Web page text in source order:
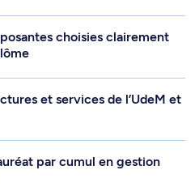
choisies clairement
et services de l’UdeM et
par cumul en gestion